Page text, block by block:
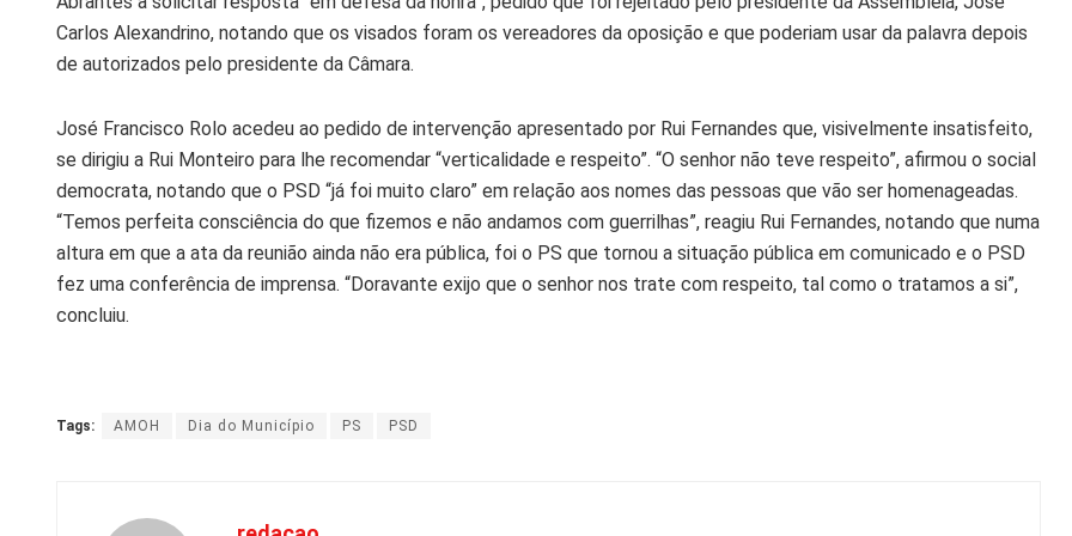
Carlos Alexandrino, notando que os visados foram os vereadores da oposição e que poderiam usar da palavra depois
de autorizados pelo presidente da Câmara.
José Francisco Rolo acedeu ao pedido de intervenção apresentado por Rui Fernandes que, visivelmente insatisfeito,
se dirigiu a Rui Monteiro para lhe recomendar “verticalidade e respeito”. “O senhor não teve respeito”, afirmou o social
democrata, notando que o PSD “já foi muito claro” em relação aos nomes das pessoas que vão ser homenageadas.
“Temos perfeita consciência do que fizemos e não andamos com guerrilhas”, reagiu Rui Fernandes, notando que numa
altura em que a ata da reunião ainda não era pública, foi o PS que tornou a situação pública em comunicado e o PSD
fez uma conferência de imprensa. “Doravante exijo que o senhor nos trate com respeito, tal como o tratamos a si”,
concluiu.
Tags: AMOH Dia do Município PS PSD